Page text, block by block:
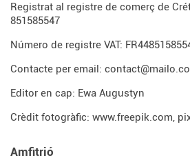
Registrat al registre de comerç de
851585547
Número de registre VAT:
Contacte per email:
Editor en cap: Ewa Augustyn
Crèdit fotogràfic: www.freepik.com,
Amfitrió